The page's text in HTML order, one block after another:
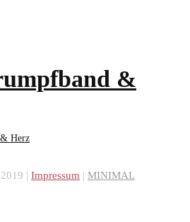
&
Herz
| Impressum | MINIMAL